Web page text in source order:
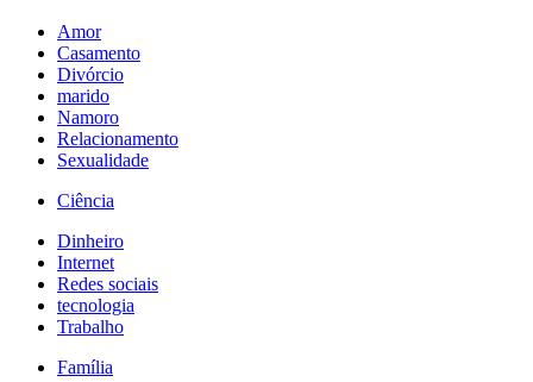
Amor
Casamento
Divórcio
marido
Namoro
Relacionamento
Sexualidade
Ciência
Dinheiro
Internet
Redes sociais
tecnologia
Trabalho
Família